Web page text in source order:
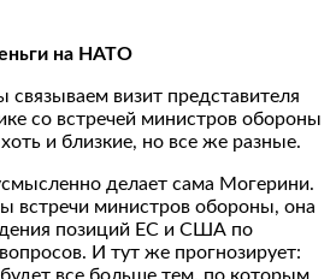
на НАТО
связываем визит представителя
со встречей министров обороны
и близкие, но все же разные.
делает сама Могерини.
встречи министров обороны, она
позиций ЕС и США по
И тут же прогнозирует: